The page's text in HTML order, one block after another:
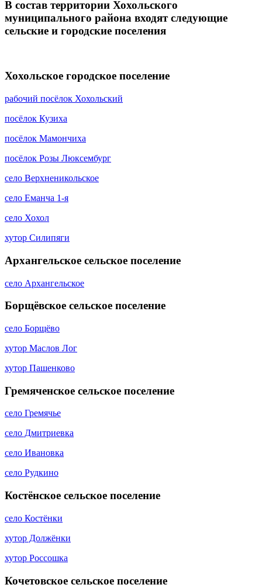
В состав территории Хохольского
муниципального района входят следующие
сельские и городские поселения
Хохольское городское поселение
рабочий посёлок Хохольский
посёлок Кузиха
посёлок Мамончиха
посёлок Розы Люксембург
село Верхненикольское
село Еманча 1-я
село Хохол
хутор Силипяги
Архангельское сельское поселение
село Архангельское
Борщёвское сельское поселение
село Борщёво
хутор Маслов Лог
хутор Пашенково
Гремяченское сельское поселение
село Гремячье
село Дмитриевка
село Ивановка
село Рудкино
Костёнское сельское поселение
село Костёнки
хутор Должёнки
хутор Россошка
Кочетовское сельское поселение